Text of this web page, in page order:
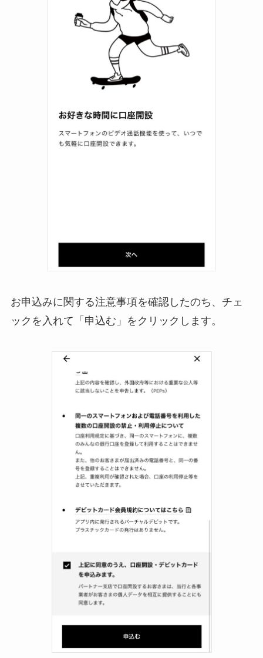
お申込みに関する注意事項を確認したのち、チェ
ックを入れて「申込む」をクリックします。